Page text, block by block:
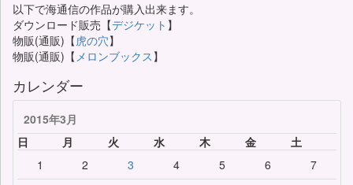
以下で海通信の作品が購入出来ます。
ダウンロード販売【デジケット 】
物販(通販)【虎の穴】
物販(通販)【 メロンブックス 】
カレンダー
2015年3月
日
月 火 水 木 金
土
1
2 3 4 5 6
7